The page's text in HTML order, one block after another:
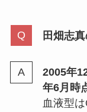
田畑志
2005年
年6月時
血液型